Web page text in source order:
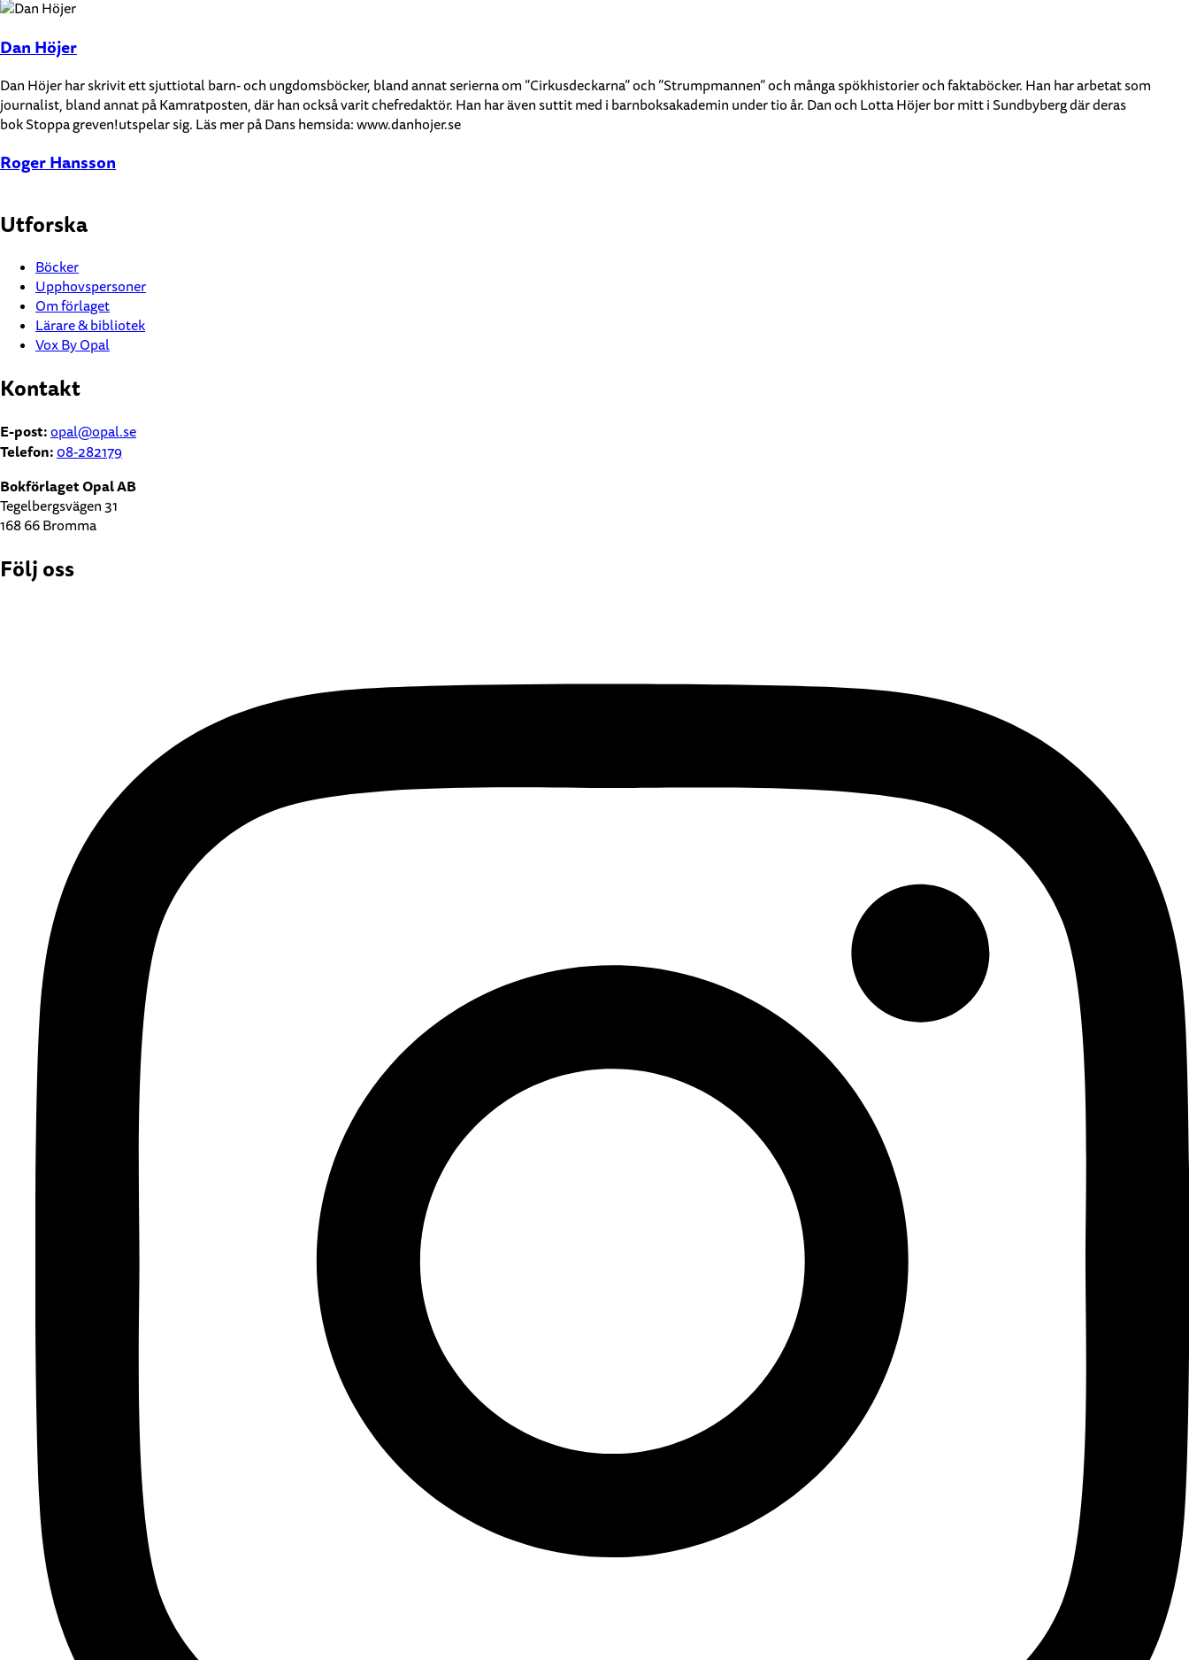
Dan Höjer
Dan Höjer har skrivit ett sjuttiotal barn- och ungdomsböcker, bland annat serierna om ”Cirkusdeckarna” och ”Strumpmannen” och många spökhistorier och faktaböcker. Han har arbetat som
journalist, bland annat på Kamratposten, där han också varit chefredaktör. Han har även suttit med i barnboksakademin under tio år. Dan och Lotta Höjer bor mitt i Sundbyberg där deras
bok Stoppa greven!utspelar sig. Läs mer på Dans hemsida: www.danhojer.se
Roger Hansson
Utforska
Böcker
Upphovspersoner
Om förlaget
Lärare & bibliotek
Vox By Opal
Kontakt
E-post:opal@opal.se
Telefon:08-282179
Bokförlaget Opal AB
Tegelbergsvägen 31
168 66 Bromma
Följ oss